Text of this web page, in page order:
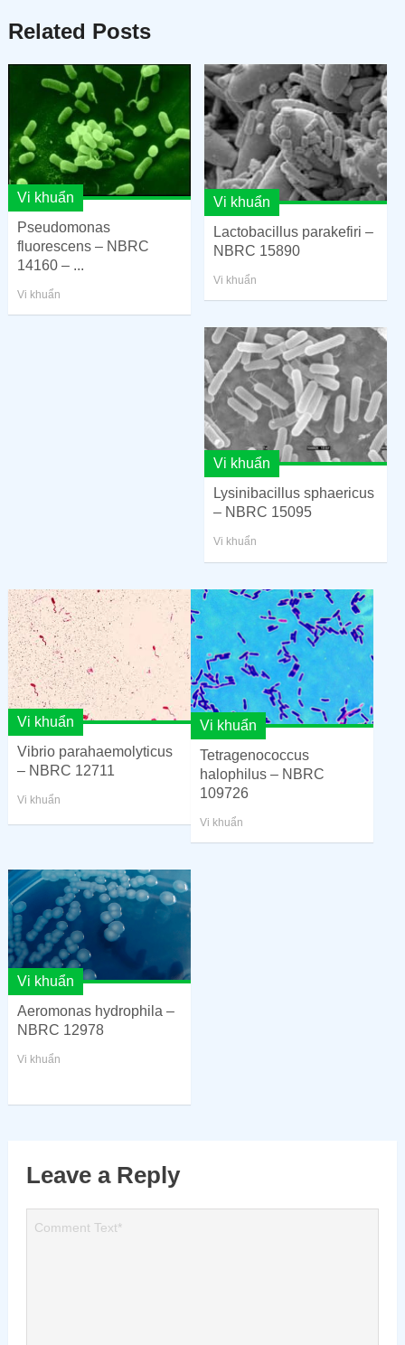
Related Posts
Vi khuẩn
Pseudomonas
fluorescens – NBRC
14160 – ...
Vi khuẩn
Vi khuẩn
Lactobacillus parakefiri –
NBRC 15890
Vi khuẩn
Vi khuẩn
Lysinibacillus sphaericus
– NBRC 15095
Vi khuẩn
Vi khuẩn
Vibrio parahaemolyticus
– NBRC 12711
Vi khuẩn
Vi khuẩn
Tetragenococcus
halophilus – NBRC
109726
Vi khuẩn
Vi khuẩn
Aeromonas hydrophila –
NBRC 12978
Vi khuẩn
Leave a Reply